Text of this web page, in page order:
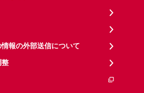
報の外部送信について
整